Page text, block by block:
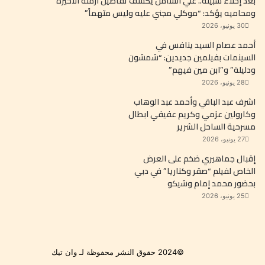
ومحاميه يؤكد: “موكلي مجني عليه وليس متهماً”
30 يونيو، 2026
أحمد عصام السيد ينافس في
السينمات بفيلمين جديدين: “شمشون
ودليلة” و”ابن مين فيهم”
28 يونيو، 2026
اشرف عبد الباقي وأحمد عبد الوهاب
وكارولين عزمي وكريم عفيفي ابطال
مسرحية الساحل الشرير
27 يونيو، 2026
إقبال جماهيري ضخم على العرض
الخاص لفيلم “صقر وكناريا” في دبي
بحضور محمد إمام وشيكو
25 يونيو، 2026
©2024 حقوق النشر محفوظة لـ وان تيك